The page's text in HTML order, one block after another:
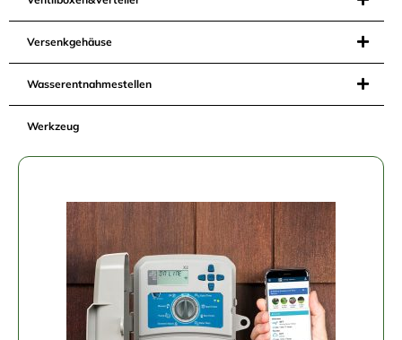
Versenkgehäuse
Wasserentnahmestellen
Werkzeug